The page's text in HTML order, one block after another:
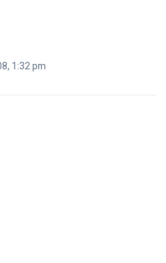
1:32 pm